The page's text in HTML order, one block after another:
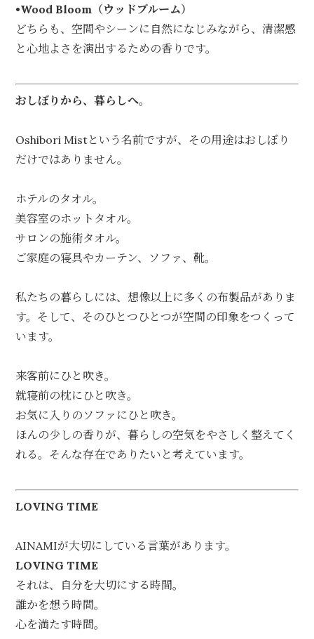
•Wood Bloom（ウッドブルーム）
どちらも、空間やシーンに自然になじみながら、清潔感
と心地よさを演出するための香りです。
おしぼりから、暮らしへ。
Oshibori Mistという名前ですが、その用途はおしぼり
だけではありません。
ホテルのタオル。
美容室のホットタオル。
サロンの施術タオル。
ご家庭の寝具やカーテン、ソファ、靴。
私たちの暮らしには、想像以上に多くの布製品がありま
す。そして、そのひとつひとつが空間の印象をつくって
います。
来客前にひと吹き。
就寝前の枕にひと吹き。
お気に入りのソファにひと吹き。
ほんの少しの香りが、暮らしの空気をやさしく整えてく
れる。そんな存在でありたいと考えています。
LOVING TIME
AINAMIが大切にしている言葉があります。
LOVING TIME
それは、自分を大切にする時間。
誰かを想う時間。
心を満たす時間。